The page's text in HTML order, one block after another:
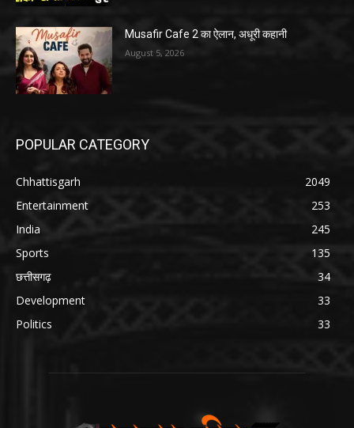
Musafir Cafe 2 का ऐलान, अधूरी कहानी
August 5, 2026
POPULAR CATEGORY
Chhattisgarh
2049
Entertainment
253
India
245
Sports
135
छत्तीसगढ़
34
Development
33
Politics
33